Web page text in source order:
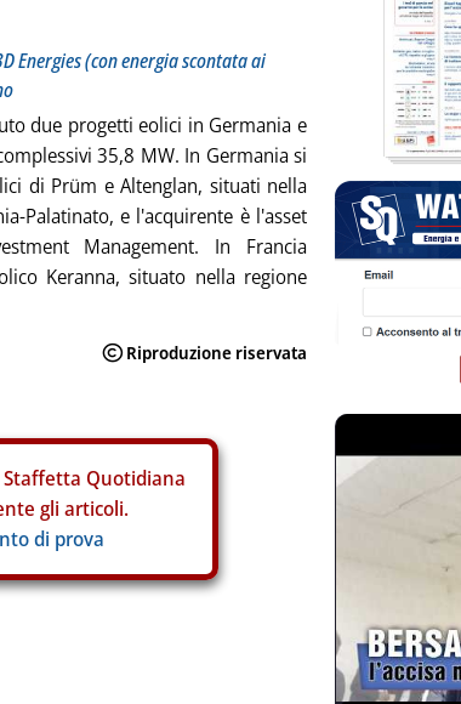
Energies (con energia scontata ai
due progetti eolici in Germania e
35,8 MW. In Germania si
di Prüm e Altenglan, situati nella
Palatinato, e l'acquirente è l'asset
Management. In Francia
Keranna, situato nella regione
Quotidiana
gli articoli.
di prova